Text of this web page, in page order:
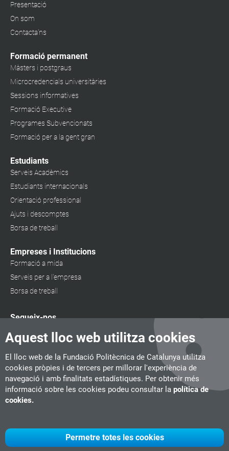
Aquest lloc web utilitza cookies
El lloc web de la Fundació Politècnica de Catalunya utilitza
cookies pròpies i de tercers per millorar l'experiència de
navegació i amb finalitats estadístiques. Per obtenir més
informació sobre les cookies podeu consultar la política de
cookies.
Permetre totes les cookies
Presentació
On som
Contacta'ns
Formació permanent
Màsters i postgraus
Microcredencials universitàries
Sessions informatives
Formació Executive
Programes Subvencionats
Formació per a la gent gran
Estudiants
Serveis Acadèmics
Estudiants internacionals
Orientació professional
Ajuts i descomptes
Borsa de treball
Empreses i Institucions
Formació a mida
Serveis per a l'empresa
Borsa de treball
Segueix-nos